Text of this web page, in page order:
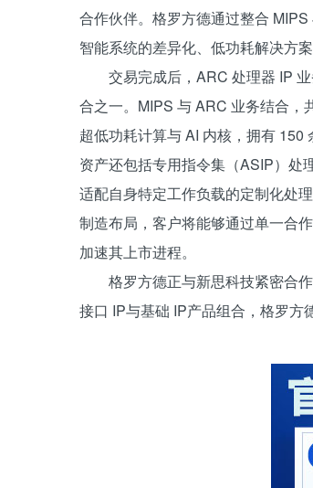
合作伙伴。格罗方德通过整合
智能系统的差异化、低功耗解决方
交易完成后，ARC 处理器 IP
合之一。MIPS 与 ARC 业务结合，
超低功耗计算与 AI 内核，拥有
资产还包括专用指令集（ASIP）
适配自身特定工作负载的定制化处
制造布局，客户将能够通过单一合
加速其上市进程。
格罗方德正与新思科技紧密合
接口 IP与基础 IP产品组合，格罗方